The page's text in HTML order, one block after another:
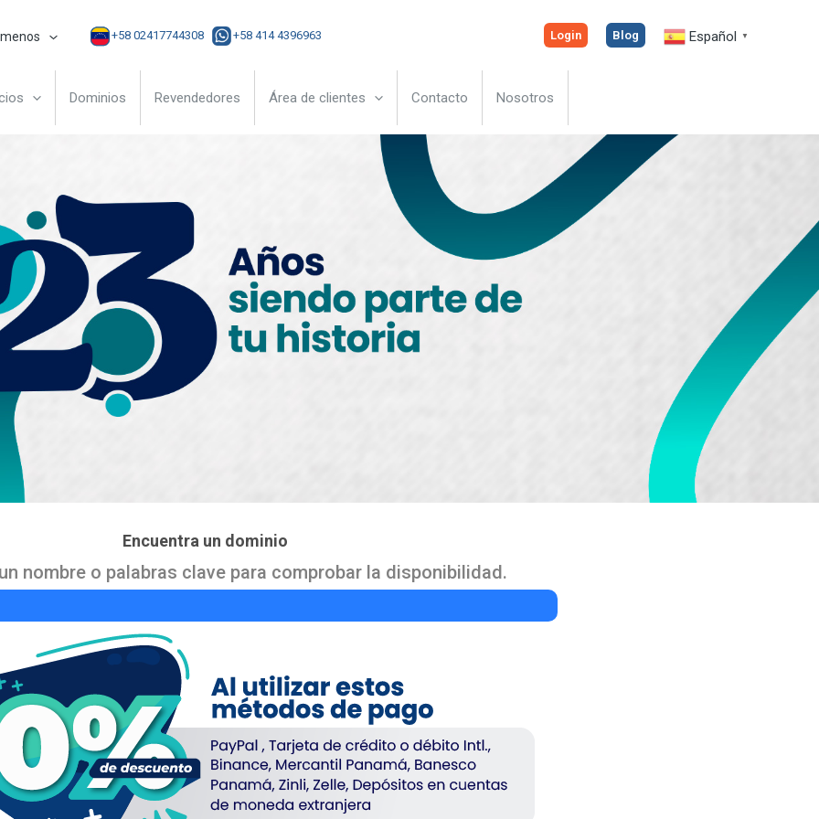
+58 02417744308 +58 414 4396963 Login Blog Español ▼
Dominios Revendedores Área de clientes Contacto Nosotros
Encuentra un dominio
nombre o palabras clave para comprobar la disponibilidad.